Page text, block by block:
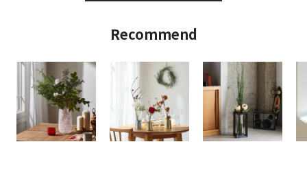
Recommend